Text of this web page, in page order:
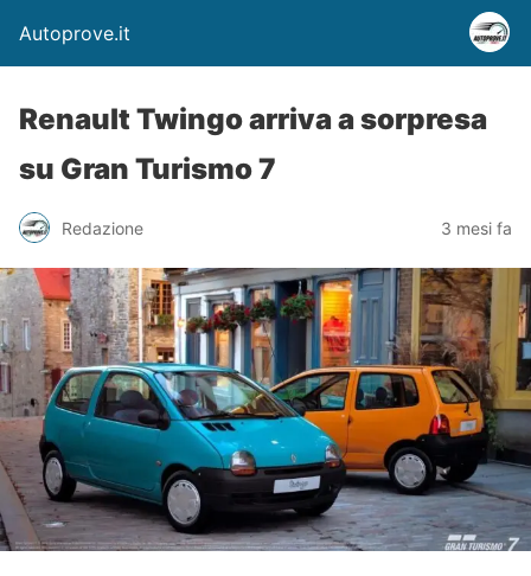
Autoprove.it
Renault Twingo arriva a sorpresa
su Gran Turismo 7
Redazione 3 mesi fa